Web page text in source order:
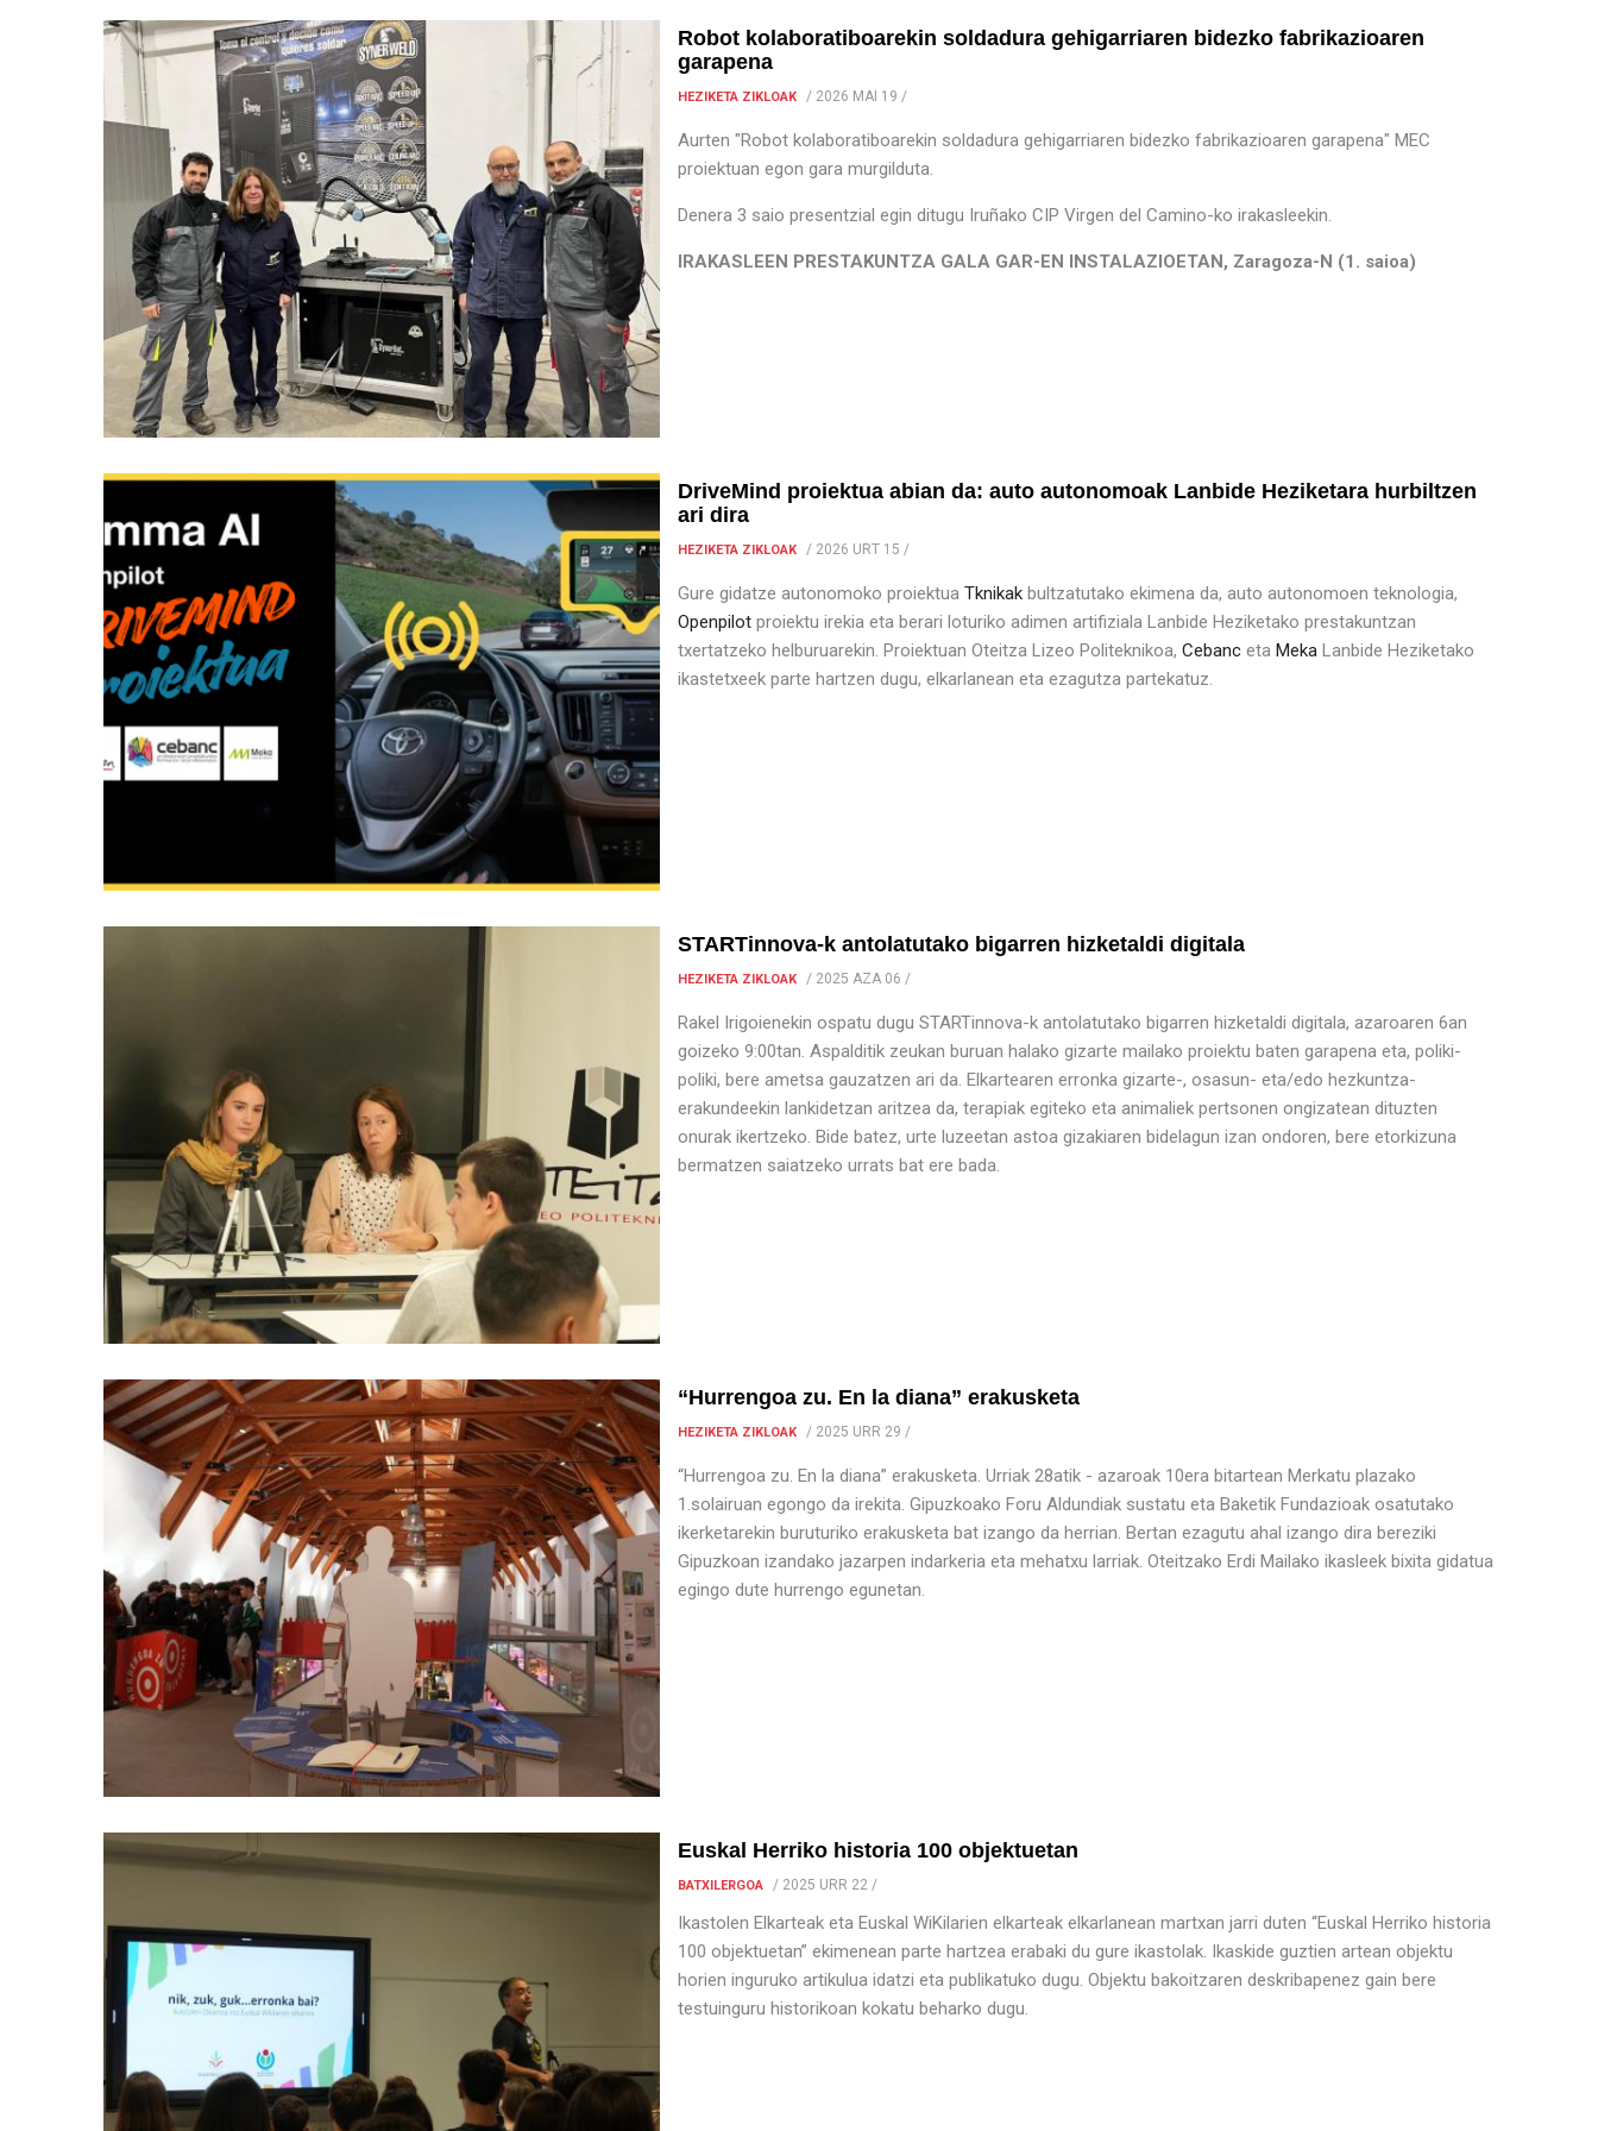
Robot kolaboratiboarekin soldadura gehigarriaren bidezko fabrikazioaren
garapena
HEZIKETA ZIKLOAK / 2026 MAI 19 /
Aurten "Robot kolaboratiboarekin soldadura gehigarriaren bidezko fabrikazioaren garapena" MEC
proiektuan egon gara murgilduta.
Denera 3 saio presentzial egin ditugu Iruñako CIP Virgen del Camino-ko irakasleekin.
IRAKASLEEN PRESTAKUNTZA GALA GAR-EN INSTALAZIOETAN, Zaragoza-N (1. saioa)
DriveMind proiektua abian da: auto autonomoak Lanbide Heziketara hurbiltzen
ari dira
HEZIKETA ZIKLOAK / 2026 URT 15 /
Gure gidatze autonomoko proiektua Tknikak bultzatutako ekimena da, auto autonomoen teknologia,
Openpilot proiektu irekia eta berari loturiko adimen artifiziala Lanbide Heziketako prestakuntzan
txertatzeko helburuarekin. Proiektuan Oteitza Lizeo Politeknikoa, Cebanc eta Meka Lanbide Heziketako
ikastetxeek parte hartzen dugu, elkarlanean eta ezagutza partekatuz.
STARTinnova-k antolatutako bigarren hizketaldi digitala
HEZIKETA ZIKLOAK / 2025 AZA 06 /
Rakel Irigoienekin ospatu dugu STARTinnova-k antolatutako bigarren hizketaldi digitala, azaroaren 6an
goizeko 9:00tan. Aspalditik zeukan buruan halako gizarte mailako proiektu baten garapena eta, poliki-
poliki, bere ametsa gauzatzen ari da. Elkartearen erronka gizarte-, osasun- eta/edo hezkuntza-
erakundeekin lankidetzan aritzea da, terapiak egiteko eta animaliek pertsonen ongizatean dituzten
onurak ikertzeko. Bide batez, urte luzeetan astoa gizakiaren bidelagun izan ondoren, bere etorkizuna
bermatzen saiatzeko urrats bat ere bada.
“Hurrengoa zu. En la diana” erakusketa
HEZIKETA ZIKLOAK / 2025 URR 29 /
“Hurrengoa zu. En la diana” erakusketa. Urriak 28atik - azaroak 10era bitartean Merkatu plazako
1.solairuan egongo da irekita. Gipuzkoako Foru Aldundiak sustatu eta Baketik Fundazioak osatutako
ikerketarekin buruturiko erakusketa bat izango da herrian. Bertan ezagutu ahal izango dira bereziki
Gipuzkoan izandako jazarpen indarkeria eta mehatxu larriak. Oteitzako Erdi Mailako ikasleek bixita gidatua
egingo dute hurrengo egunetan.
Euskal Herriko historia 100 objektuetan
BATXILERGOA / 2025 URR 22 /
Ikastolen Elkarteak eta Euskal WiKilarien elkarteak elkarlanean martxan jarri duten “Euskal Herriko historia
100 objektuetan” ekimenean parte hartzea erabaki du gure ikastolak. Ikaskide guztien artean objektu
horien inguruko artikulua idatzi eta publikatuko dugu. Objektu bakoitzaren deskribapenez gain bere
testuinguru historikoan kokatu beharko dugu.